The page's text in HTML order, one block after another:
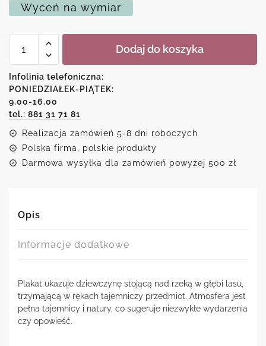
Wyceń na wymiar
Plakat
lesie
Dodaj do koszyka
Infolinia telefoniczna:
PONIEDZIAŁEK-PIĄTEK:
9.00-16.00
tel.: 881 31 71 81
Realizacja zamówień 5-8 dni roboczych
Polska firma, polskie produkty
Darmowa wysyłka dla zamówień powyżej 500 zł
Opis
Informacje dodatkowe
Plakat ukazuje dziewczynę stojącą nad rzeką w głębi lasu,
trzymającą w rękach tajemniczy przedmiot. Atmosfera jest
pełna tajemnicy i natury, co sugeruje niezwykłe wydarzenia
czy opowieść.